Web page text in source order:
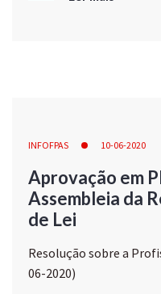
INFOFPAS 10-06-2020
Aprovação em
Assembleia da
de Lei
Resolução sobre a
06-2020)